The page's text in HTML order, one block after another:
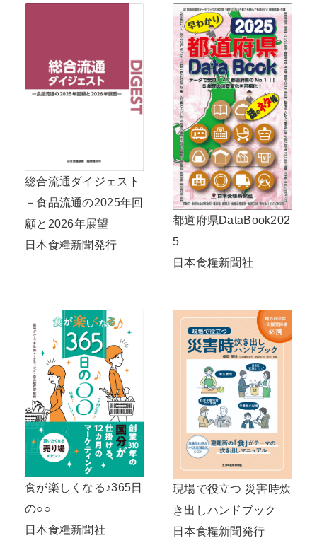
総合流通ダイジェスト
－食品流通の2025年回
顧と2026年展望
日本食糧新聞発行
都道府県DataBook202
5
日本食糧新聞社
食が楽しくなる♪365日
の○○
日本食糧新聞社
現場で役立つ 災害時炊
き出しハンドブック
日本食糧新聞発行